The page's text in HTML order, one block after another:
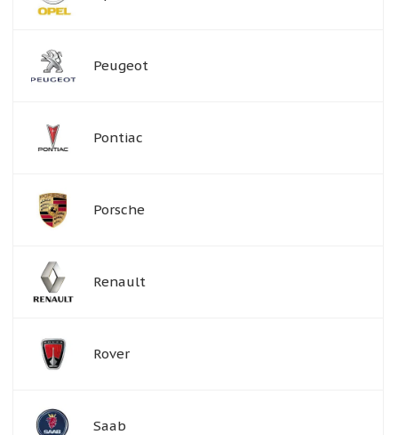
Peugeot
Pontiac
Porsche
Renault
Rover
Saab